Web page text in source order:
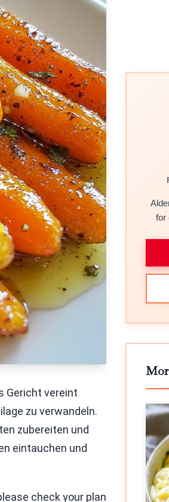
Gericht vereint
zu verwandeln.
zubereiten und
eintauchen und
check your plan
for